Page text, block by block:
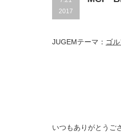
2017
JUGEMテーマ： ゴ
いつもありがとうご